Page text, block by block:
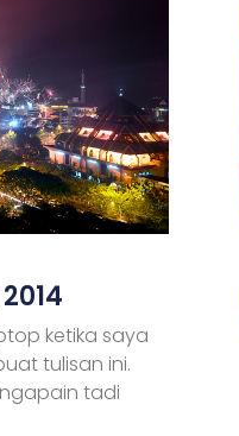
ketika saya
tulisan ini.
tadi